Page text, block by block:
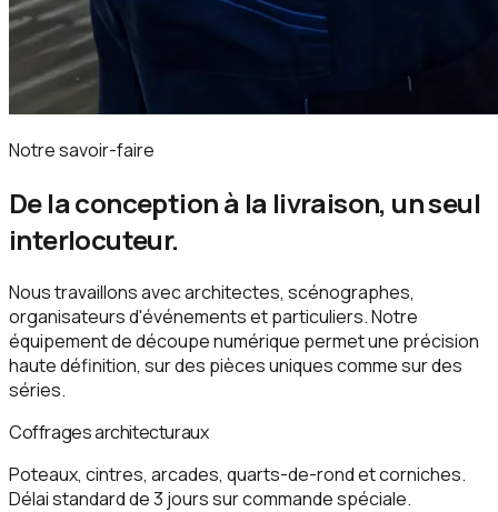
Notre savoir-faire
De la conception à la livraison, un seul
interlocuteur.
Nous travaillons avec architectes, scénographes,
organisateurs d'événements et particuliers. Notre
équipement de découpe numérique permet une précision
haute définition, sur des pièces uniques comme sur des
séries.
Coffrages architecturaux
Poteaux, cintres, arcades, quarts-de-rond et corniches.
Délai standard de 3 jours sur commande spéciale.